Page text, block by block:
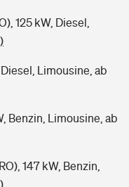
125 kW, Diesel,
Limousine, ab
Benzin, Limousine, ab
147 kW, Benzin,